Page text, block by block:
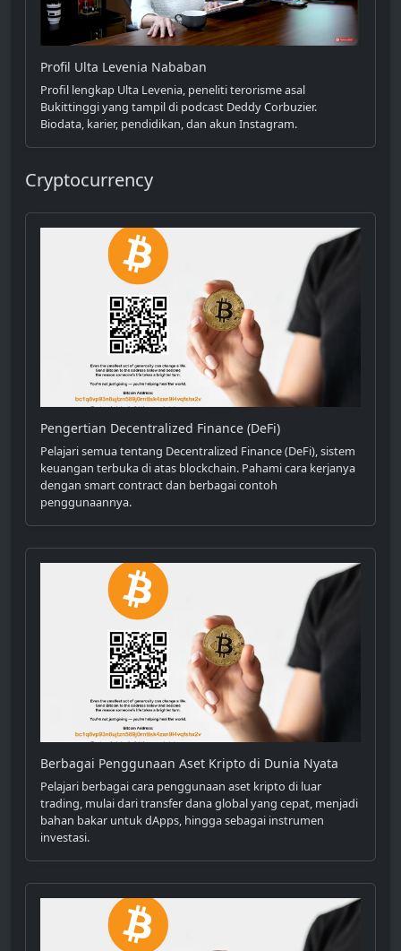
Profil Ulta Levenia Nababan
Profil lengkap Ulta Levenia, peneliti terorisme asal
Bukittinggi yang tampil di podcast Deddy Corbuzier.
Biodata, karier, pendidikan, dan akun Instagram.
Cryptocurrency
Pengertian Decentralized Finance (DeFi)
Pelajari semua tentang Decentralized Finance (DeFi), sistem
keuangan terbuka di atas blockchain. Pahami cara kerjanya
dengan smart contract dan berbagai contoh
penggunaannya.
Berbagai Penggunaan Aset Kripto di Dunia Nyata
Pelajari berbagai cara penggunaan aset kripto di luar
trading, mulai dari transfer dana global yang cepat, menjadi
bahan bakar untuk dApps, hingga sebagai instrumen
investasi.